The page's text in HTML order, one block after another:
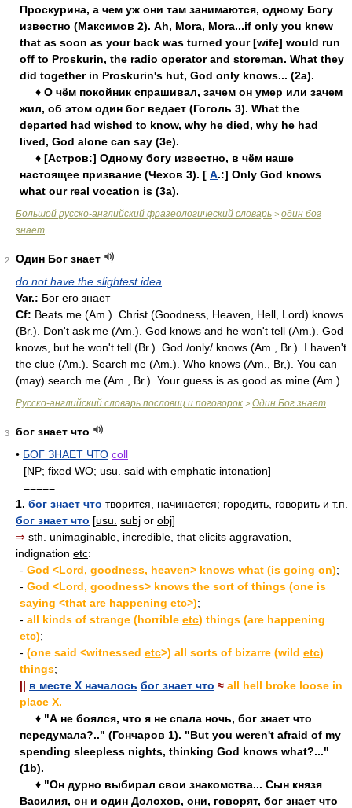
Проскурина, а чем уж они там занимаются, одному Богу
известно (Максимов 2). Ah, Mora, Mora...if only you knew
that as soon as your back was turned your [wife] would run
off to Proskurin, the radio operator and storeman. What they
did together in Proskurin's hut, God only knows... (2a).
♦ О чём покойник спрашивал, зачем он умер или зачем
жил, об этом один бог ведает (Гоголь 3). What the
departed had wished to know, why he died, why he had
lived, God alone can say (3e).
♦ [Астров:] Одному богу известно, в чём наше
настоящее призвание (Чехов 3). [ А.:] Only God knows
what our real vocation is (3a).
Большой русско-английский фразеологический словарь > один бог
знает
2
Один Бог знает
do not have the slightest idea
Var.: Бог его знает
Cf: Beats me (Am. ). Christ (Goodness, Heaven, Hell, Lord) knows
(Br.). Don't ask me (Am. ). God knows and he won't tell (Am. ). God
knows, but he won't tell (Br.). God /only/ knows (Am. Br.). I haven't
the clue (Am. ). Search me (Am. ). Who knows (Am.
, Br,). You can
(may) search me (Am. Br.). Your guess is as good as mine (Am. )
Русско-английский словарь пословиц и поговорок > Один Бог знает
3
бог знает что
• БОГ ЗНАЕТ ЧТО coll
[NP; fixed WO; usu. said with emphatic intonation]
=====
1. бог знает что творится, начинается; городить, говорить и т.п.
бог знает что [usu. subj or obj]
⇒ sth. unimaginable, incredible, that elicits aggravation,
indignation etc:
- God <Lord, goodness, heaven> knows what (is going on);
- God <Lord, goodness> knows the sort of things (one is
saying <that are happening etc>);
- all kinds of strange (horrible etc) things (are happening
etc);
- (one said <witnessed etc>) all sorts of bizarre (wild etc)
things;
|| в месте X началось бог знает что ≈ all hell broke loose in
place X.
♦ "А не боялся, что я не спала ночь, бог знает что
передумала?.." (Гончаров 1). "But you weren't afraid of my
spending sleepless nights, thinking God knows what?..."
(1b).
♦ "Он дурно выбирал свои знакомства... Сын князя
Василия, он и один Долохов, они, говорят, бог знает что